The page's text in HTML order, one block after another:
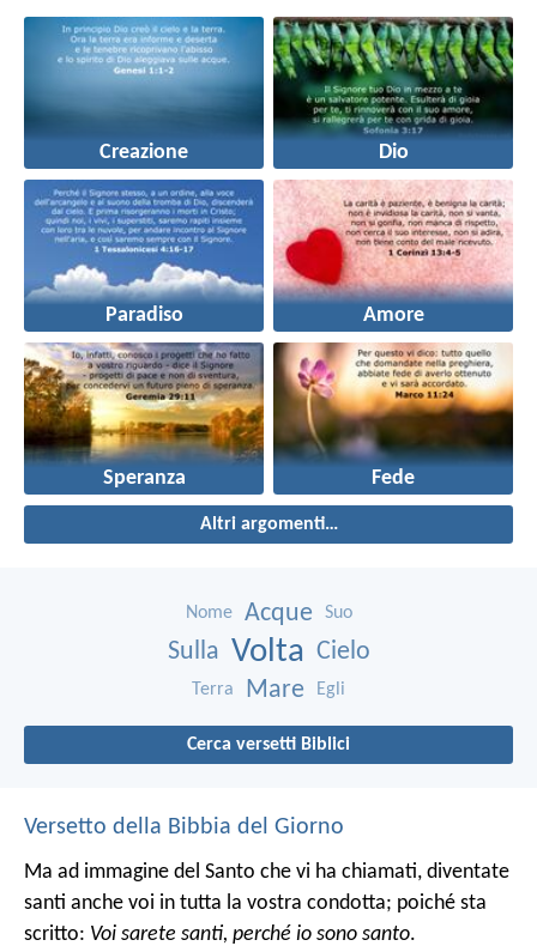
Creazione Dio
Paradiso Amore
Speranza Fede
Altri argomenti…
Nome Acque Suo
Sulla Volta Cielo
Terra Mare Egli
Cerca versetti Biblici
Versetto della Bibbia del Giorno
Ma ad immagine del Santo che vi ha chiamati, diventate
santi anche voi in tutta la vostra condotta; poiché sta
scritto: Voi sarete santi, perché io sono santo.